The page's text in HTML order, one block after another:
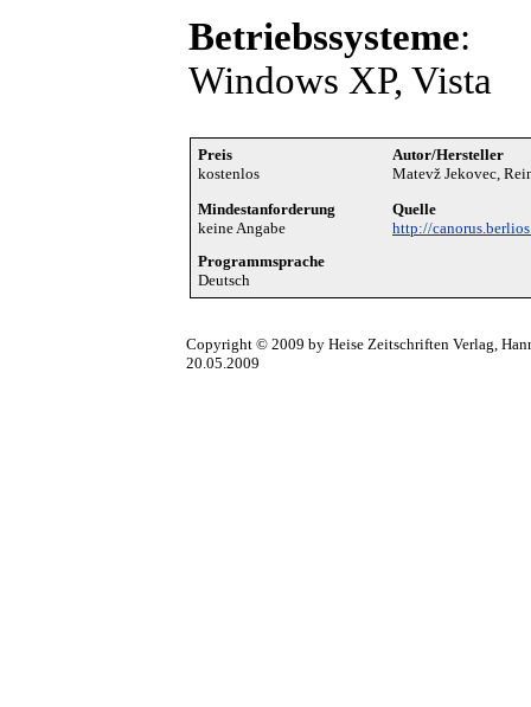
Betriebssysteme:
Windows XP, Vista
Preis
kostenlos
Autor/Hersteller
Matevž Jekovec,
Mindestanforderung
keine Angabe
Quelle
http://
Programmsprache
Deutsch
Copyright © 2009 by Heise Zeitschriften Verlag,
20.05.2009